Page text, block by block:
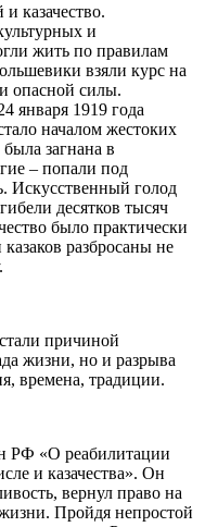
казачество.
и
жить по правилам
взяли курс на
опасной силы.
января 1919 года
началом жестоких
была загнана в
– попали под
Искусственный голод
десятков тысяч
было практически
разбросаны не
причиной
жизни, но и разрыва
времена, традиции.
РФ «О реабилитации
и казачества». Он
вернул право на
Пройдя непростой